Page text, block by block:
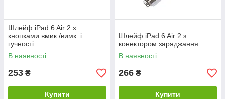
Шлейф iPad 6 Air 2 з
кнопками вмик./вимк. і
гучності
В наявності
253 ₴
Купити
Шлейф iPad 6 Air 2 з
конектором заряджання
В наявності
266 ₴
Купити